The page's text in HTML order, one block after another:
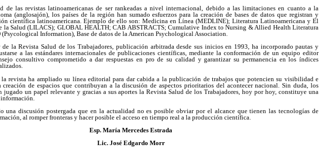
de las revistas latinoamericanas de ser rankeadas a nivel internacional, debido a las limitaciones en cuanto a la
(anglosajón), los países de la región han sumado esfuerzos para la creación de bases de datos que registran y
científica latinoamericana. Ejemplo de ello son: Medicina en Línea (MEDLINE); Literatura Latinoamericana y El
la Salud (LILACS); GLOBAL HEALTH; CAB ABSTRACTS; Cumulative Index to Nursing & Allied Health Literatura
Information), Base de datos de la American Psychological Association.
la Revista Salud de los Trabajadores, publicación arbitrada desde sus inicios en 1993, ha incorporado pautas y
a las estándares internacionales de publicaciones científicas, mediante la conformación de un equipo editor
consultivo comprometido a dar respuestas en pro de su calidad y garantizar su permanencia en los índices
revista ha ampliado su línea editorial para dar cabida a la publicación de trabajos que potencien su visibilidad e
de espacios que contribuyan a la discusión de aspectos prioritarios del acontecer nacional. Sin duda, los
jugado un papel relevante y gracias a sus aportes la Revista Salud de los Trabajadores, hoy por hoy, constituye una
una discusión postergada que en la actualidad no es posible obviar por el alcance que tienen las tecnologías de
al romper fronteras y hacer posible el acceso en tiempo real a la producción científica.
Esp. María Mercedes Estrada
Lic. José Edgardo Morr